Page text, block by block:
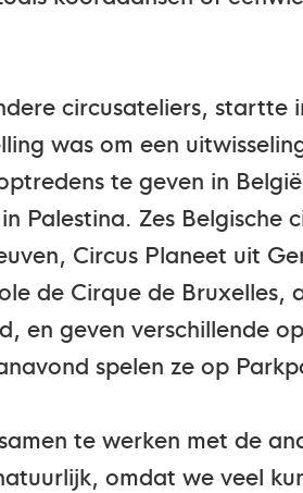
circusateliers, startte
was om een
te geven in
Palestina. Zes Belgische
Circus Planeet uit
de Cirque de Bruxelles,
en geven verschillende
spelen ze op
te werken met de
omdat we veel